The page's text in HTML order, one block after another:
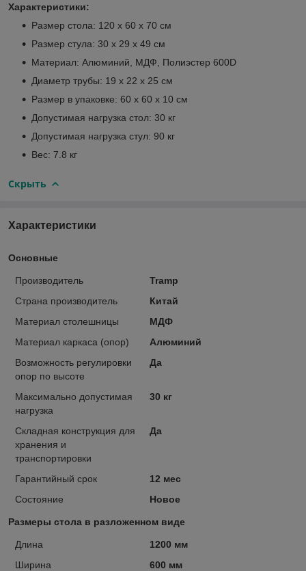
Характеристики:
Размер стола: 120 х 60 х 70 см
Размер стула: 30 х 29 х 49 см
Материал: Алюминий, МДФ, Полиэстер 600D
Диаметр трубы: 19 х 22 х 25 см
Размер в упаковке: 60 х 60 х 10 см
Допустимая нагрузка стол: 30 кг
Допустимая нагрузка стул: 90 кг
Вес: 7.8 кг
Скрыть
Характеристики
Основные
Производитель
Tramp
Страна производитель
Китай
Материал столешницы
МДФ
Материал каркаса (опор)
Алюминий
Возможность регулировки
опор по высоте
Да
Максимально допустимая
нагрузка
30 кг
Складная конструкция для
хранения и
транспортировки
Да
Гарантийный срок
12 мес
Состояние
Новое
Размеры стола в разложенном виде
Длина
1200 мм
Ширина
600 мм